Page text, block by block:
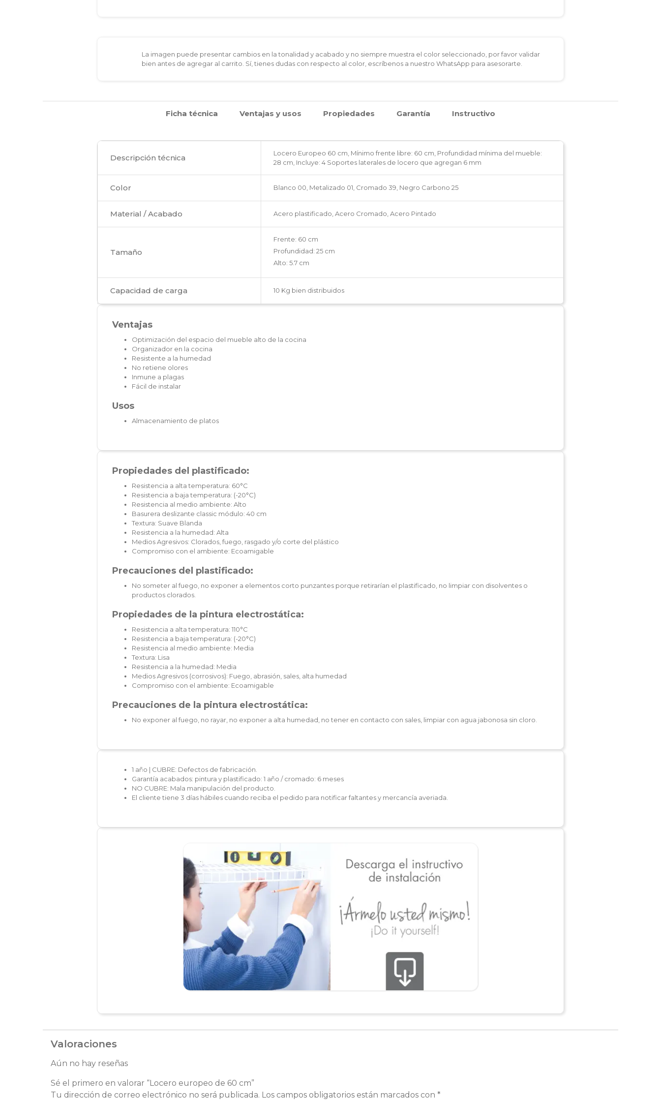
La imagen puede presentar cambios en la tonalidad y acabado y no siempre muestra el color seleccionado, por favor validar
bien antes de agregar al carrito. Sí, tienes dudas con respecto al color, escríbenos a nuestro WhatsApp para asesorarte.
Ficha técnica Ventajas y usos Propiedades Garantía Instructivo
Descripción técnica
Locero Europeo 60 cm, Mínimo frente libre: 60 cm, Profundidad mínima del mueble:
28 cm, Incluye: 4 Soportes laterales de locero que agregan 6 mm
Color Blanco 00, Metalizado 01, Cromado 39, Negro Carbono 25
Material / Acabado Acero plastificado, Acero Cromado, Acero Pintado
Tamaño
Frente: 60 cm
Profundidad: 25 cm
Alto: 5.7 cm
Capacidad de carga 10 Kg bien distribuidos
Ventajas
Optimización del espacio del mueble alto de la cocina
Organizador en la cocina
Resistente a la humedad
No retiene olores
Inmune a plagas
Fácil de instalar
Usos
Almacenamiento de platos
Propiedades del plastificado:
Resistencia a alta temperatura: 60°C
Resistencia a baja temperatura: (-20°C)
Resistencia al medio ambiente: Alto
Basurera deslizante classic módulo: 40 cm
Textura: Suave Blanda
Resistencia a la humedad: Alta
Medios Agresivos: Clorados, fuego, rasgado y/o corte del plástico
Compromiso con el ambiente: Ecoamigable
Precauciones del plastificado:
No someter al fuego, no exponer a elementos corto punzantes porque retirarían el plastificado, no limpiar con disolventes o
productos clorados.
Propiedades de la pintura electrostática:
Resistencia a alta temperatura: 110°C
Resistencia a baja temperatura: (-20°C)
Resistencia al medio ambiente: Media
Textura: Lisa
Resistencia a la humedad: Media
Medios Agresivos (corrosivos): Fuego, abrasión, sales, alta humedad
Compromiso con el ambiente: Ecoamigable
Precauciones de la pintura electrostática:
No exponer al fuego, no rayar, no exponer a alta humedad, no tener en contacto con sales, limpiar con agua jabonosa sin cloro.
1 año | CUBRE: Defectos de fabricación.
Garantía acabados: pintura y plastificado: 1 año / cromado: 6 meses
NO CUBRE: Mala manipulación del producto.
El cliente tiene 3 días hábiles cuando reciba el pedido para notificar faltantes y mercancía averiada.
Valoraciones
Aún no hay reseñas
Sé el primero en valorar “Locero europeo de 60 cm”
Tu dirección de correo electrónico no será publicada. Los campos obligatorios están marcados con *